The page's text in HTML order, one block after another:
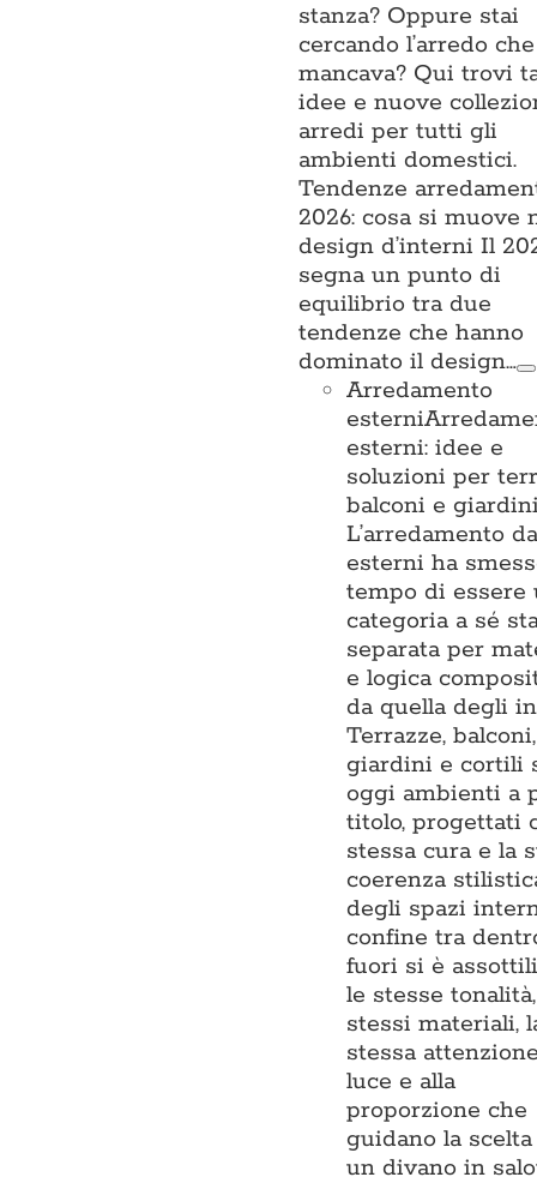
stanza? Oppure stai
cercando l’arredo che
mancava? Qui trovi
idee e nuove
arredi per tutti gli
ambienti domestici.
Tendenze
2026: cosa si muove
design d’interni Il
segna un punto di
equilibrio tra due
tendenze che hanno
dominato il design…
Arredamento
esterni
esterni: idee e
soluzioni per
balconi e
L’arredamento da
esterni ha
tempo di essere
categoria a sé
separata per
e logica
da quella degli
Terrazze, balconi,
giardini e cortili
oggi ambienti a
titolo, progettati
stessa cura e la
coerenza
degli spazi
confine tra
fuori si è
le stesse
stessi materiali,
stessa
luce e alla
proporzione che
guidano la
un divano in